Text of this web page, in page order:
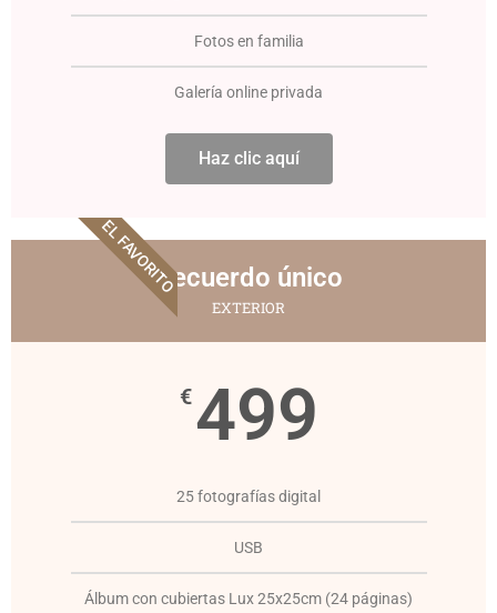
Fotos en familia
Galería online privada
Haz clic aquí
EL FAVORITORecuerdo único
EXTERIOR
€499
25 fotografías digital
USB
Álbum con cubiertas Lux 25x25cm (24 páginas)